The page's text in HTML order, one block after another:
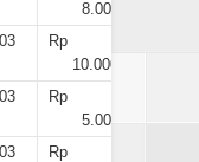
8.000
Rp
10.000
Rp
5.000
Rp